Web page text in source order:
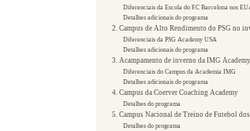
Diferenciais da Escola do F.C Barcelona nos
Detalhes adicionais do programa
2. Campus de Alto Rendimento do PSG no
Diferenciais da PSG Academy USA
Detalhes adicionais do programa
3. Acampamento de inverno da IMG
Diferenciais do Campus da Academia IMG
Detalhes adicionais do programa
4. Campus da Coerver Coaching Academy
Detalhes do programa
5. Campus Nacional de Treino de Futebol
Detalhes do programa